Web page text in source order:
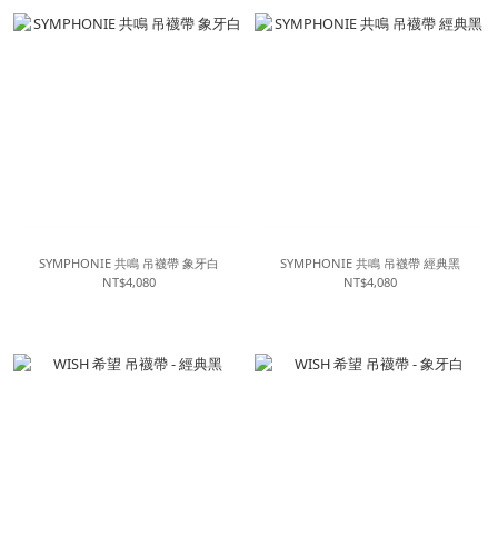
SYMPHONIE 共鳴 吊襪帶 象牙白
NT$4,080
SYMPHONIE 共鳴 吊襪帶 經典黑
NT$4,080